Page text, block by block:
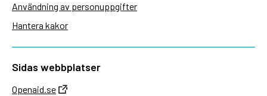
Användning av personuppgifter
Hantera kakor
Sidas webbplatser
Openaid.se